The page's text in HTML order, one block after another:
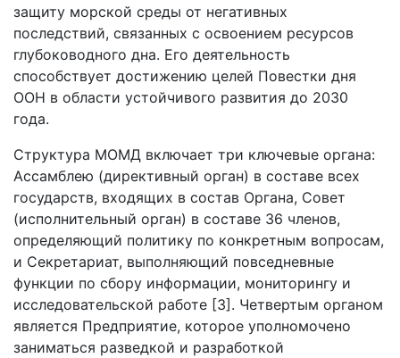
защиту морской среды от негативных
последствий, связанных с освоением ресурсов
глубоководного дна. Его деятельность
способствует достижению целей Повестки дня
ООН в области устойчивого развития до 2030
года.
Структура МОМД включает три ключевые органа:
Ассамблею (директивный орган) в составе всех
государств, входящих в состав Органа, Совет
(исполнительный орган) в составе 36 членов,
определяющий политику по конкретным вопросам,
и Секретариат, выполняющий повседневные
функции по сбору информации, мониторингу и
исследовательской работе [3]. Четвертым органом
является Предприятие, которое уполномочено
заниматься разведкой и разработкой